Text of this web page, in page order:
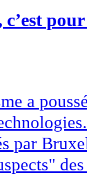
a
par